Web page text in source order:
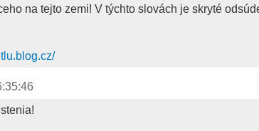
na tejto zemi! V týchto slovách je skryté